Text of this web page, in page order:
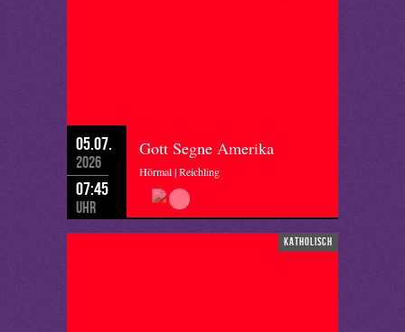
05.07.
2026
07:45
Uhr
Gott Segne Amerika
Hörmal | Reichling
katholisch